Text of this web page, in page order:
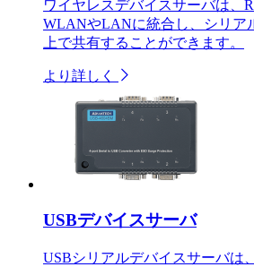
ワイヤレスデバイスサーバは、
WLANやLANに統合し、シリア
上で共有することができます。
より詳しく
USBデバイスサーバ
USBシリアルデバイスサーバは